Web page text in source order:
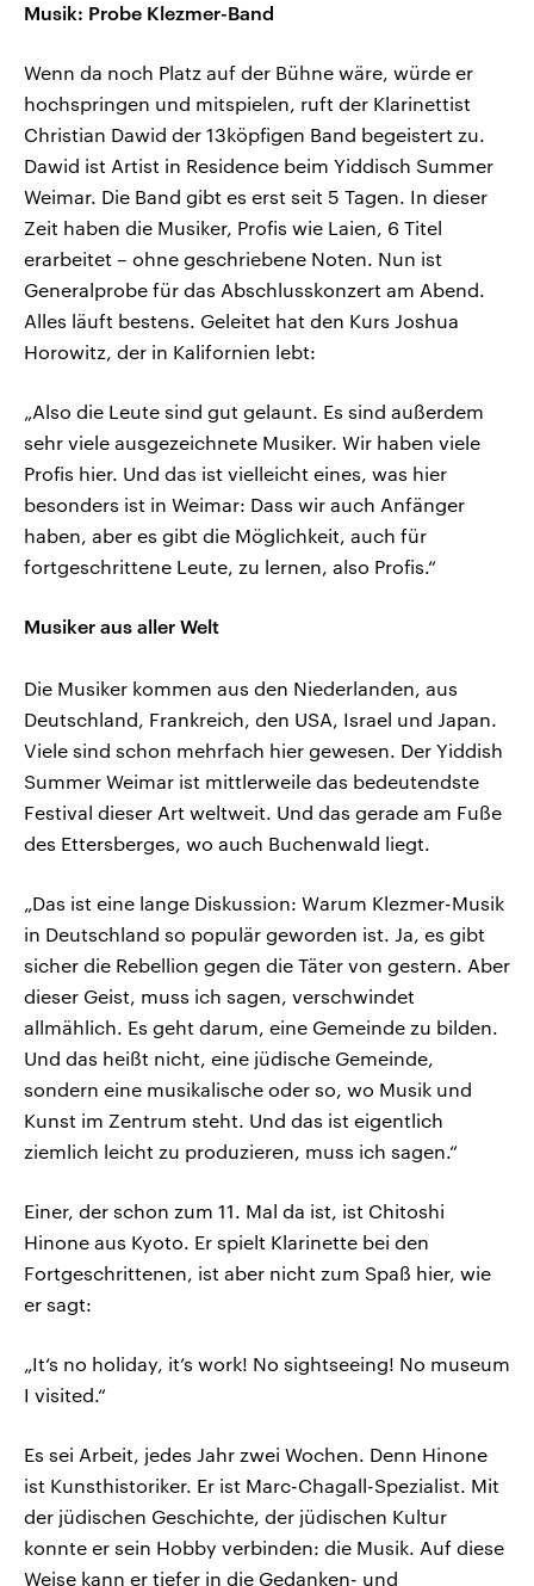
Musik: Probe Klezmer-Band
Wenn da noch Platz auf der Bühne wäre, würde er
hochspringen und mitspielen, ruft der Klarinettist
Christian Dawid der 13köpfigen Band begeistert zu.
Dawid ist Artist in Residence beim Yiddisch Summer
Weimar. Die Band gibt es erst seit 5 Tagen. In dieser
Zeit haben die Musiker, Profis wie Laien, 6 Titel
erarbeitet – ohne geschriebene Noten. Nun ist
Generalprobe für das Abschlusskonzert am Abend.
Alles läuft bestens. Geleitet hat den Kurs Joshua
Horowitz, der in Kalifornien lebt:
„Also die Leute sind gut gelaunt. Es sind außerdem
sehr viele ausgezeichnete Musiker. Wir haben viele
Profis hier. Und das ist vielleicht eines, was hier
besonders ist in Weimar: Dass wir auch Anfänger
haben, aber es gibt die Möglichkeit, auch für
fortgeschrittene Leute, zu lernen, also Profis.“
Musiker aus aller Welt
Die Musiker kommen aus den Niederlanden, aus
Deutschland, Frankreich, den USA, Israel und Japan.
Viele sind schon mehrfach hier gewesen. Der Yiddish
Summer Weimar ist mittlerweile das bedeutendste
Festival dieser Art weltweit. Und das gerade am Fuße
des Ettersberges, wo auch Buchenwald liegt.
„Das ist eine lange Diskussion: Warum Klezmer-Musik
in Deutschland so populär geworden ist. Ja, es gibt
sicher die Rebellion gegen die Täter von gestern. Aber
dieser Geist, muss ich sagen, verschwindet
allmählich. Es geht darum, eine Gemeinde zu bilden.
Und das heißt nicht, eine jüdische Gemeinde,
sondern eine musikalische oder so, wo Musik und
Kunst im Zentrum steht. Und das ist eigentlich
ziemlich leicht zu produzieren, muss ich sagen.“
Einer, der schon zum 11. Mal da ist, ist Chitoshi
Hinone aus Kyoto. Er spielt Klarinette bei den
Fortgeschrittenen, ist aber nicht zum Spaß hier, wie
er sagt:
„It‘s no holiday, it’s work! No sightseeing! No museum
I visited.“
Es sei Arbeit, jedes Jahr zwei Wochen. Denn Hinone
ist Kunsthistoriker. Er ist Marc-Chagall-Spezialist. Mit
der jüdischen Geschichte, der jüdischen Kultur
konnte er sein Hobby verbinden: die Musik. Auf diese
Weise kann er tiefer in die Gedanken- und